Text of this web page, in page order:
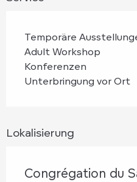
Temporäre
Adult Workshop
Konferenzen
Unterbringung vor Ort
Lokalisierung
Congrégation du